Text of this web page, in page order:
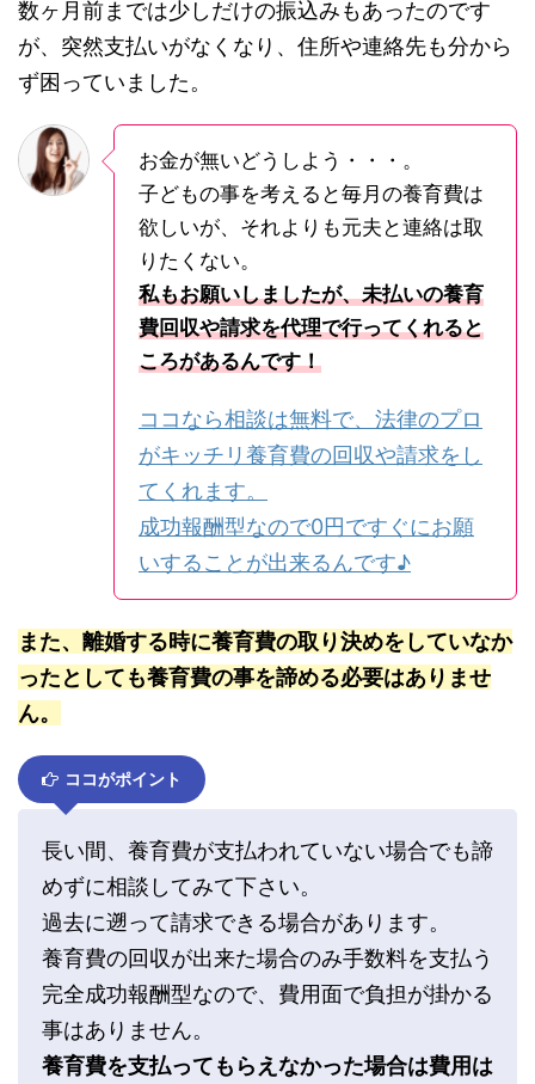
数ヶ月前までは少しだけの振込みもあったのです
が、突然支払いがなくなり、住所や連絡先も分から
ず困っていました。
お金が無いどうしよう・・・。
子どもの事を考えると毎月の養育費は
欲しいが、それよりも元夫と連絡は取
りたくない。
私もお願いしましたが、未払いの養育
費回収や請求を代理で行ってくれると
ころがあるんです！
ココなら相談は無料で、法律のプロ
がキッチリ養育費の回収や請求をし
てくれます。
成功報酬型なので0円ですぐにお願
いすることが出来るんです♪
また、離婚する時に養育費の取り決めをしていなか
ったとしても養育費の事を諦める必要はありませ
ん。
ココがポイント
長い間、養育費が支払われていない場合でも諦
めずに相談してみて下さい。
過去に遡って請求できる場合があります。
養育費の回収が出来た場合のみ手数料を支払う
完全成功報酬型なので、費用面で負担が掛かる
事はありません。
養育費を支払ってもらえなかった場合は費用は